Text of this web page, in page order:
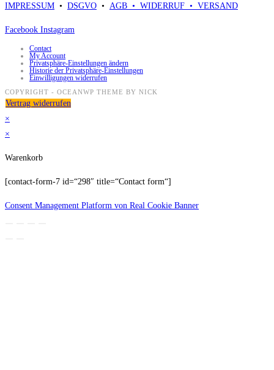
IMPRESSUM • DSGVO • AGB • WIDERRUF • VERSAND
Facebook Instagram
Contact
My Account
Privatsphäre-Einstellungen ändern
Historie der Privatsphäre-Einstellungen
Einwilligungen widerrufen
COPYRIGHT - OCEANWP THEME BY NICK
Vertrag widerrufen
×
×
Warenkorb
[contact-form-7 id=“298″ title=“Contact form“]
Consent Management Platform von Real Cookie Banner